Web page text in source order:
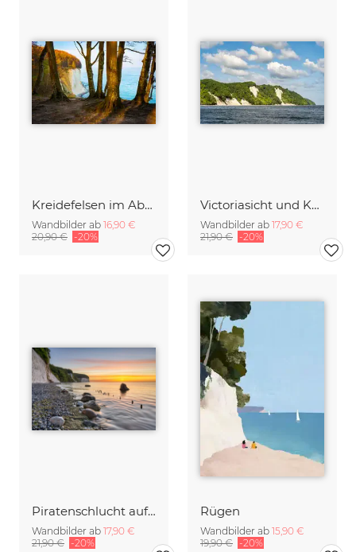
Kreidefelsen im Abendlicht
Wandbilder ab 16,90 €
20,90 € -20%
Victoriasicht und Königsstuhl auf Rügen
Wandbilder ab 17,90 €
21,90 € -20%
Piratenschlucht auf Rügen bei Sonnenaufgang
Wandbilder ab 17,90 €
21,90 € -20%
Rügen
Wandbilder ab 15,90 €
19,90 € -20%